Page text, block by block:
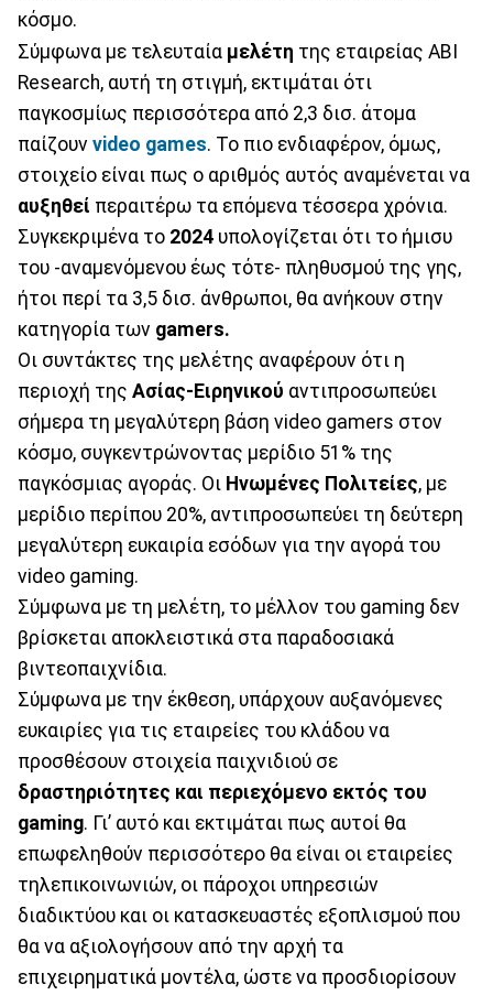
κόσμο.
Σύμφωνα με τελευταία μελέτη της εταιρείας ABI
Research, αυτή τη στιγμή, εκτιμάται ότι
παγκοσμίως περισσότερα από 2,3 δισ. άτομα
παίζουν video games. Το πιο ενδιαφέρον, όμως,
στοιχείο είναι πως ο αριθμός αυτός αναμένεται να
αυξηθεί περαιτέρω τα επόμενα τέσσερα χρόνια.
Συγκεκριμένα το 2024 υπολογίζεται ότι το ήμισυ
του -αναμενόμενου έως τότε- πληθυσμού της γης,
ήτοι περί τα 3,5 δισ. άνθρωποι, θα ανήκουν στην
κατηγορία των gamers.
Οι συντάκτες της μελέτης αναφέρουν ότι η
περιοχή της Ασίας-Ειρηνικού αντιπροσωπεύει
σήμερα τη μεγαλύτερη βάση video gamers στον
κόσμο, συγκεντρώνοντας μερίδιο 51% της
παγκόσμιας αγοράς. Οι Ηνωμένες Πολιτείες, με
μερίδιο περίπου 20%, αντιπροσωπεύει τη δεύτερη
μεγαλύτερη ευκαιρία εσόδων για την αγορά του
video gaming.
Σύμφωνα με τη μελέτη, το μέλλον του gaming δεν
βρίσκεται αποκλειστικά στα παραδοσιακά
βιντεοπαιχνίδια.
Σύμφωνα με την έκθεση, υπάρχουν αυξανόμενες
ευκαιρίες για τις εταιρείες του κλάδου να
προσθέσουν στοιχεία παιχνιδιού σε
δραστηριότητες και περιεχόμενο εκτός του
gaming. Γι’ αυτό και εκτιμάται πως αυτοί θα
επωφεληθούν περισσότερο θα είναι οι εταιρείες
τηλεπικοινωνιών, οι πάροχοι υπηρεσιών
διαδικτύου και οι κατασκευαστές εξοπλισμού που
θα να αξιολογήσουν από την αρχή τα
επιχειρηματικά μοντέλα, ώστε να προσδιορίσουν